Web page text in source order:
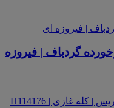
گردباف | فیروزه